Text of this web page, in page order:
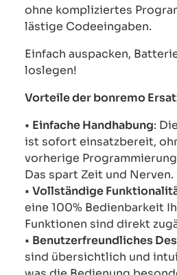
ohne kompliziertes
lästige Codeeingaben.
Einfach auspacken,
loslegen!
Vorteile der bonremo
• Einfache Handhabung:
ist sofort einsatzbereit,
vorherige
Das spart Zeit und Nerven.
• Vollständige
eine 100% Bedienbarkeit
Funktionen sind direkt
• Benutzerfreundliches
sind übersichtlich und